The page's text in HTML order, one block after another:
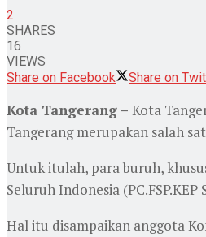
2
SHARES
16
VIEWS
Share on Facebook
Share on
Kota Tangerang – Kota
Tangerang merupakan salah
Untuk itulah, para buruh,
Seluruh Indonesia
Hal itu disampaikan anggota